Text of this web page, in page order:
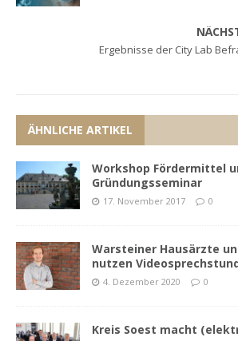
Ergebnisse der City Lab
ÄHNLICHE ARTIKEL
Workshop Fördermittel
Gründungsseminar
17. November 2017 0
Warsteiner Hausärzte
nutzen
4. Dezember 2020 0
Kreis Soest macht